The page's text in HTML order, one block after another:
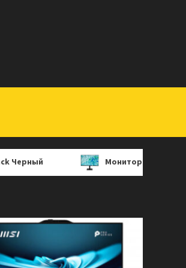
Монитор 27″ Acer Vero